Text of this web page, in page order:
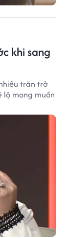
khi sang
trăn trở
lộ mong muốn